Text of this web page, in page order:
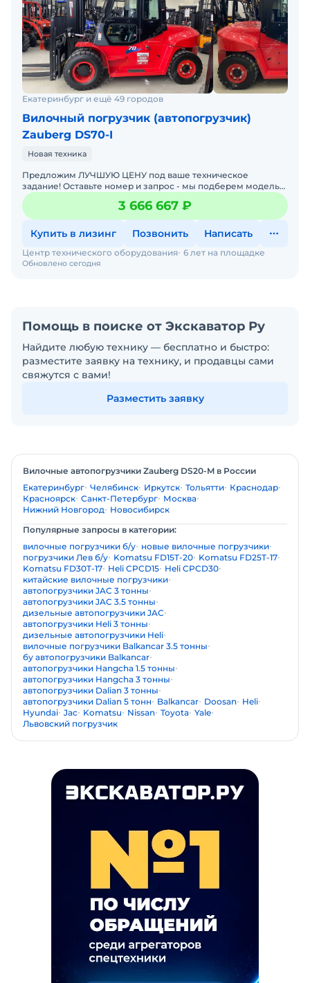
Екатеринбург и ещё 49 городов
Вилочный погрузчик (автопогрузчик)
Zauberg DS70-I
Новая техника
Предложим ЛУЧШУЮ ЦЕНУ под ваше техническое
задание! Оставьте номер и запрос - мы подберем модель
со СКИДКОЙ. В наличии на складах новые вилочные
погрузчики
3 666 667 ₽
Купить в лизинг Позвонить Написать
Обновлено сегодня
Центр технического оборудования 6 лет на площадке
Помощь в поиске от Экскаватор Ру
Найдите любую технику — бесплатно и быстро:
разместите заявку на технику, и продавцы сами
свяжутся с вами!
Разместить заявку
Вилочные автопогрузчики Zauberg DS20-M в России
Екатеринбург Челябинск Иркутск Тольятти Краснодар
Красноярск Санкт-Петербург Москва
Нижний Новгород Новосибирск
Популярные запросы в категории:
вилочные погрузчики б/у новые вилочные погрузчики
погрузчики Лев б/у Komatsu FD15T-20 Komatsu FD25T-17
Komatsu FD30T-17 Heli CPCD15 Heli CPCD30
китайские вилочные погрузчики
автопогрузчики JAC 3 тонны
автопогрузчики JAC 3.5 тонны
дизельные автопогрузчики JAC
автопогрузчики Heli 3 тонны
дизельные автопогрузчики Heli
вилочные погрузчики Balkancar 3.5 тонны
бу автопогрузчики Balkancar
автопогрузчики Hangcha 1.5 тонны
автопогрузчики Hangcha 3 тонны
автопогрузчики Dalian 3 тонны
автопогрузчики Dalian 5 тонн
Balkancar Doosan Heli
Hyundai Jac Komatsu Nissan Toyota Yale
Львовский погрузчик